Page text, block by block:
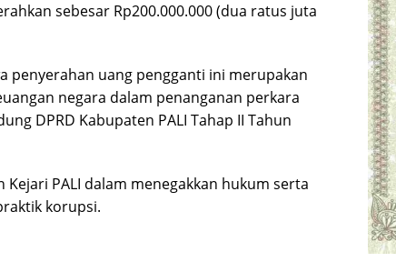
sebesar Rp200.000.000 (dua ratus juta
penyerahan uang pengganti ini merupakan
negara dalam penanganan perkara
DPRD Kabupaten PALI Tahap II Tahun
PALI dalam menegakkan hukum serta
korupsi.